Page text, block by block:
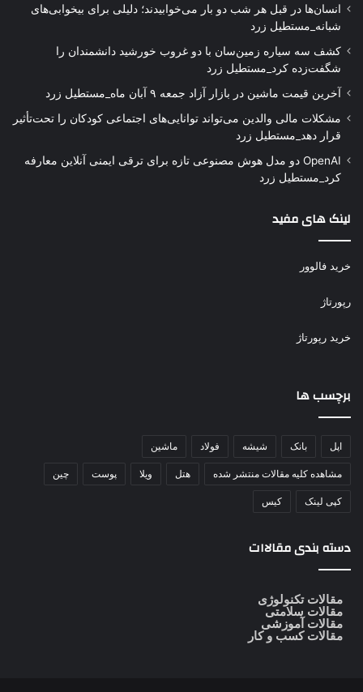
انسان‌ها در قبل هر شب دو بار می‌خوابیدند؛ دلیلی برای بیخوابی‌های
شبانه_مستطیل زرد
کشف سه سیاره زمین‌سان با دو غروب خورشید دانشمندان را
شگفت‌زده کرد_مستطیل زرد
آخرین قیمت ماشین در بازار آزاد جمعه ۹ آبان ماه_مستطیل زرد
مشکلات مالی والدین می‌تواند توانایی‌های اجتماعی کودکان را تحت‌تأثیر
قرار دهد_مستطیل زرد
OpenAI دو مدل هوش مصنوعی تازه برای ترقی ایمنی آنلاین معارفه
کرد_مستطیل زرد
لینک های مفید
خرید فالوور
رپورتاژ
خرید رپورتاژ
برچسب ها
اپل بانک شیشه فولاد ماشین
مشاهده کلیه مقالات منتشر شده هتل ویلا پوست چین
کپی لینک کیس
دسته بندی مقالاات
مقالات تکنولوژی
مقالات سلامتی
مقالات آموزشی
مقالات کسب و کار